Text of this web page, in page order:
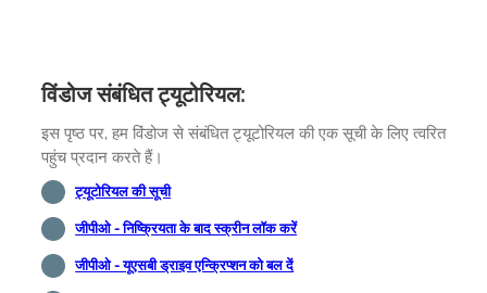
विंडोज संबंधित ट्यूटोरियल:
इस पृष्ठ पर, हम विंडोज से संबंधित ट्यूटोरियल की एक सूची के लिए त्वरित
पहुंच प्रदान करते हैं।
ट्यूटोरियल की सूची
जीपीओ - निष्क्रियता के बाद स्क्रीन लॉक करें
जीपीओ - यूएसबी ड्राइव एन्क्रिप्शन को बल दें